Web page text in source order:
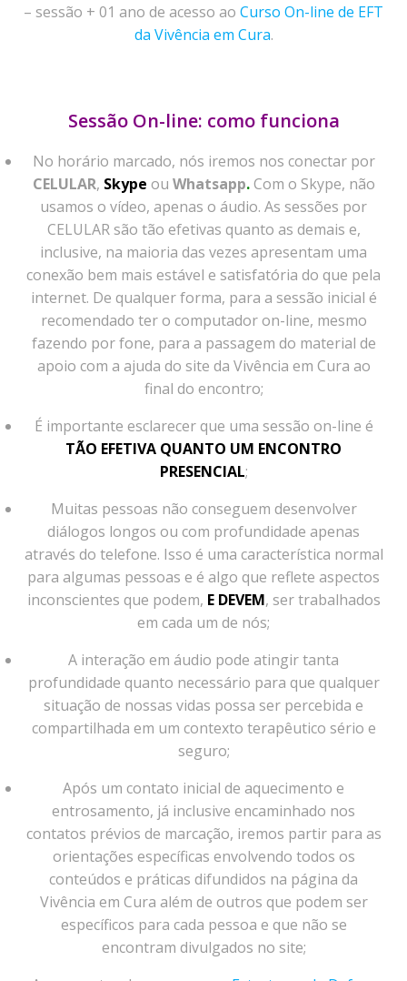
– sessão + 01 ano de acesso ao Curso On-line de EFT
da Vivência em Cura.
Sessão On-line: como funciona
No horário marcado, nós iremos nos conectar por
CELULAR, Skype ou Whatsapp.Com o Skype, não
usamos o vídeo, apenas o áudio. As sessões por
CELULAR são tão efetivas quanto as demais e,
inclusive, na maioria das vezes apresentam uma
conexão bem mais estável e satisfatória do que pela
internet. De qualquer forma, para a sessão inicial é
recomendado ter o computador on-line, mesmo
fazendo por fone, para a passagem do material de
apoio com a ajuda do site da Vivência em Cura ao
final do encontro;
É importante esclarecer que uma sessão on-line é
TÃO EFETIVA QUANTO UM ENCONTRO
PRESENCIAL;
Muitas pessoas não conseguem desenvolver
diálogos longos ou com profundidade apenas
através do telefone. Isso é uma característica normal
para algumas pessoas e é algo que reflete aspectos
inconscientes que podem, E DEVEM, ser trabalhados
em cada um de nós;
A interação em áudio pode atingir tanta
profundidade quanto necessário para que qualquer
situação de nossas vidas possa ser percebida e
compartilhada em um contexto terapêutico sério e
seguro;
Após um contato inicial de aquecimento e
entrosamento, já inclusive encaminhado nos
contatos prévios de marcação, iremos partir para as
orientações específicas envolvendo todos os
conteúdos e práticas difundidos na página da
Vivência em Cura além de outros que podem ser
específicos para cada pessoa e que não se
encontram divulgados no site;